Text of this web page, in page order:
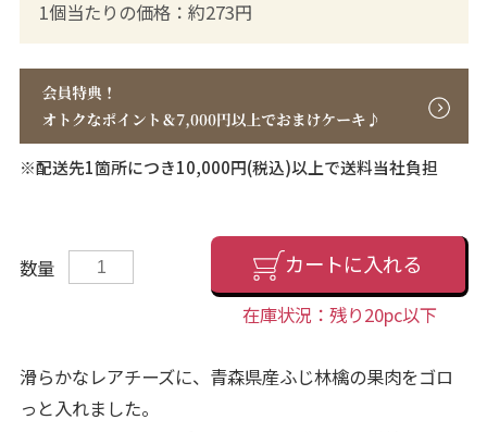
1個当たりの価格：約273円
※配送先1箇所につき10,000円(税込)以上で送料当社負担
数量 カートに入れる
在庫状況：残り20pc以下
滑らかなレアチーズに、青森県産ふじ林檎の果肉をゴロ
っと入れました。